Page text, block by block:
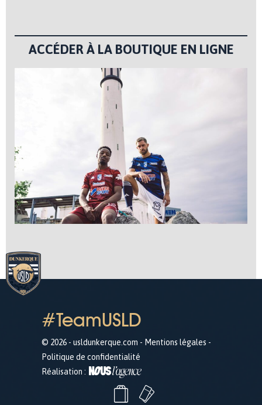
ACCÉDER À LA BOUTIQUE EN LIGNE
#TeamUSLD
© 2026 - usldunkerque.com - Mentions légales -
Politique de confidentialité
Réalisation :